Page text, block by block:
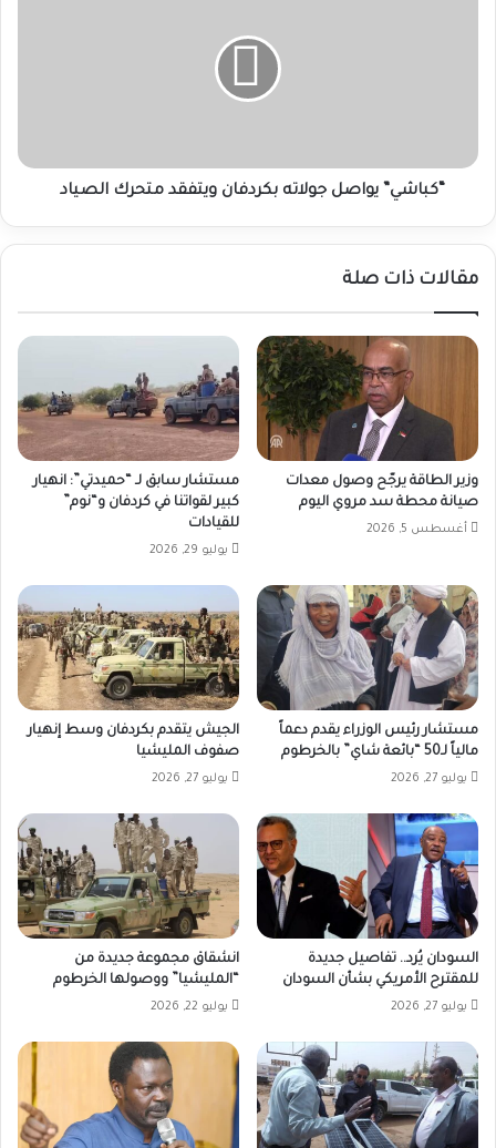
“كباشي” يواصل جولاته بكردفان ويتفقد متحرك الصياد
مقالات ذات صلة
وزير الطاقة يرجّح وصول معدات
صيانة محطة سد مروي اليوم
أغسطس 5, 2026
مستشار سابق لـ “حميدتي”: انهيار
كبير لقواتنا في كردفان و“نوم”
للقيادات
يوليو 29, 2026
مستشار رئيس الوزراء يقدم دعماً
مالياً لـ50 “بائعة شاي” بالخرطوم
يوليو 27, 2026
الجيش يتقدم بكردفان وسط إنهيار
صفوف المليشيا
يوليو 27, 2026
السودان يُرد.. تفاصيل جديدة
للمقترح الأمريكي بشأن السودان
يوليو 27, 2026
انشقاق مجموعة جديدة من
“المليشيا” ووصولها الخرطوم
يوليو 22, 2026